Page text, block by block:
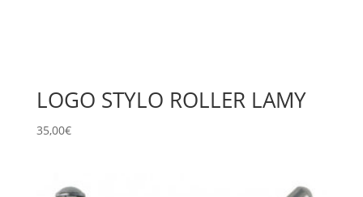
LOGO STYLO ROLLER LAMY
35,00€